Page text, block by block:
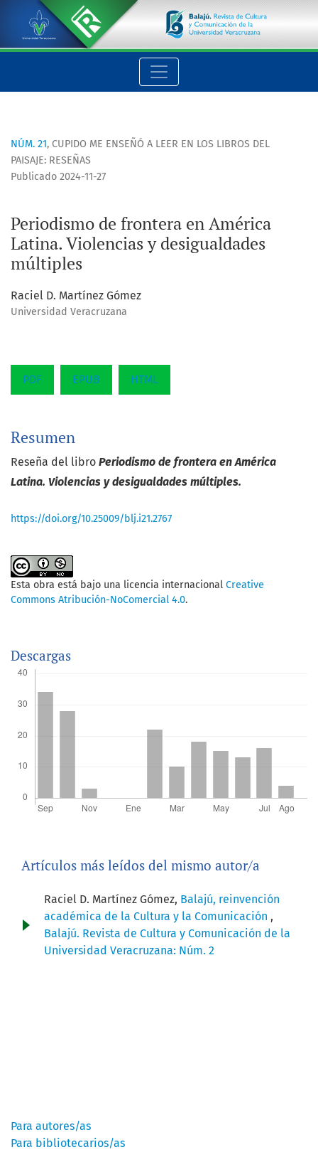
Periodismo de frontera en América Latina. Violencias y
NÚM. 21, CUPIDO ME ENSEÑÓ A LEER EN LOS LIBROS DEL
PAISAJE: RESEÑAS
Periodismo de frontera en América
Latina. Violencias y desigualdades
múltiples
Publicado 2024-11-27
Raciel D. Martínez Gómez
Universidad Veracruzana
PDF EPUB HTML
Resumen
Reseña del libro Periodismo de frontera en América
Latina. Violencias y desigualdades múltiples.
https://doi.org/10.25009/blj.i21.2767
Esta obra está bajo una licencia internacional Creative
Commons Atribución-NoComercial 4.0.
Descargas
Artículos más leídos del mismo autor/a
Raciel D. Martínez Gómez, Balajú, reinvención
académica de la Cultura y la Comunicación ,
Balajú. Revista de Cultura y Comunicación de la
Universidad Veracruzana: Núm. 2
Para autores/as
Para bibliotecarios/as